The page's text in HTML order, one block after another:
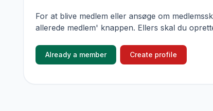
For at blive medlem eller ansøge om
allerede medlem' knappen. Ellers skal du
Already a member Create profile